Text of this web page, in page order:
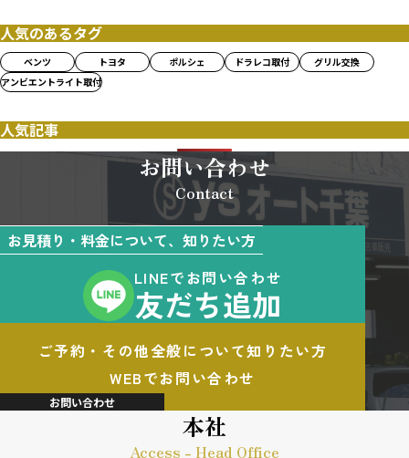
人気のあるタグ
ベンツ トヨタ ポルシェ ドラレコ取付
グリル交換
アンビエントライト取付
人気記事
お問い合わせ
Contact
お見積り・料金について、知りたい方
LINEでお問い合わせ
友だち追加
ご予約・その他全般について知りたい方
WEBでお問い合わせ
お問い合わせ
本社
Access - Head Office